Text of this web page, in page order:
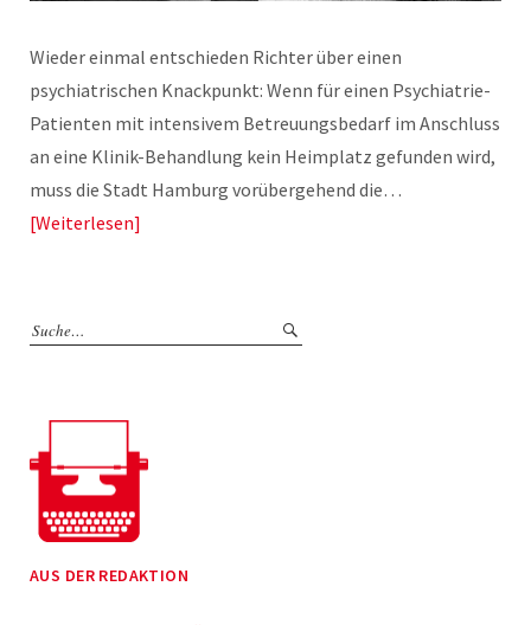
Wieder einmal entschieden Richter über einen
psychiatrischen Knackpunkt: Wenn für einen Psychiatrie-
Patienten mit intensivem Betreuungsbedarf im Anschluss
an eine Klinik-Behandlung kein Heimplatz gefunden wird,
muss die Stadt Hamburg vorübergehend die…
Weiterlesen
AUS DER REDAKTION